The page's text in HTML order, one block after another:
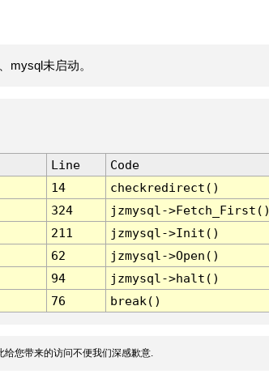
mysql未启动。
Line
Code
14
checkredirect()
324
jzmysql-
211
jzmysql->Init()
62
jzmysql->Open()
94
jzmysql->halt()
76 break()
您带来的访问不便我们深感歉意.